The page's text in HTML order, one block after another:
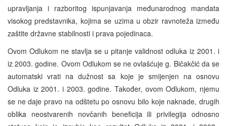
upravljanja i razboritog ispunjavanja međunarodnog mandata
visokog predstavnika, kojima se uzima u obzir ravnoteža između
zaštite državne stabilnosti i prava pojedinaca.
Ovom Odlukom ne stavlja se u pitanje validnost odluka iz 2001. i
iz 2003. godine. Ovom Odlukom se ne ovlašćuje g. Bičakčić da se
automatski vrati na dužnost sa koje je smijenjen na osnovu
Odluka iz 2001. i 2003. godine. Također, ovom Odlukom, njemu
se ne daje pravo na odštetu po osnovu bilo koje naknade, drugih
oblika neostvarenih novčanih beneficija ili privilegija odnosno